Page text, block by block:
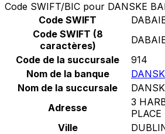
Code SWIFT/BIC pour DANSKE
Code SWIFT
Code SWIFT (8
caractères)
Code de la succursale
914
Nom de la banque
Nom de la succursale
Adresse
3
PLACE
Ville